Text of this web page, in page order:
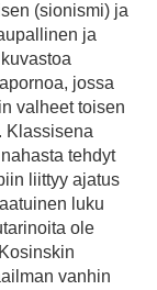
(sionismi) ja
ja
jossa
valheet toisen
Klassisena
tehdyt
liittyy ajatus
luku
ole
vanhin